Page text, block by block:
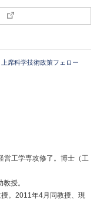
席科学技術政策フェロー
営工学専攻修了。博士（工
授。
。2011年4月同教授、現